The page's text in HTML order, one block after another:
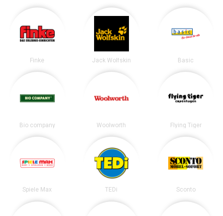
Finke Jack Wolfskin Basic
Bio company Woolworth Flying Tiger
Spiele Max TEDi Sconto